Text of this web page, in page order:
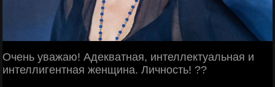
Очень уважаю! Адекватная, интеллектуальная и
интеллигентная женщина. Личность! ??